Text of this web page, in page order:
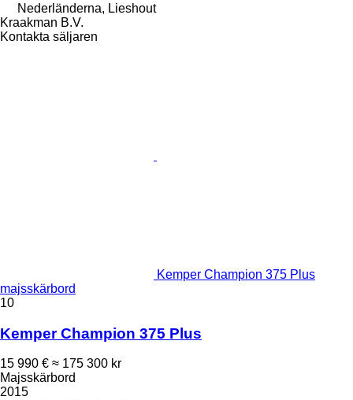
Nederländerna, Lieshout
Kraakman B.V.
Kontakta säljaren
Kemper Champion 375 Plus
majsskärbord
10
Kemper Champion 375 Plus
15 990 € ≈ 175 300 kr
Majsskärbord
2015